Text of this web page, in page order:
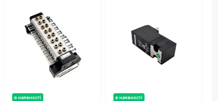
в наявності в наявності